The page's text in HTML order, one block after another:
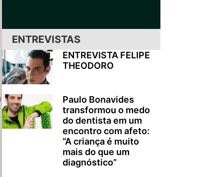
ENTREVISTAS
ENTREVISTA FELIPE
THEODORO
Paulo Bonavides
transformou o medo
do dentista em um
encontro com afeto:
“A criança é muito
mais do que um
diagnóstico”